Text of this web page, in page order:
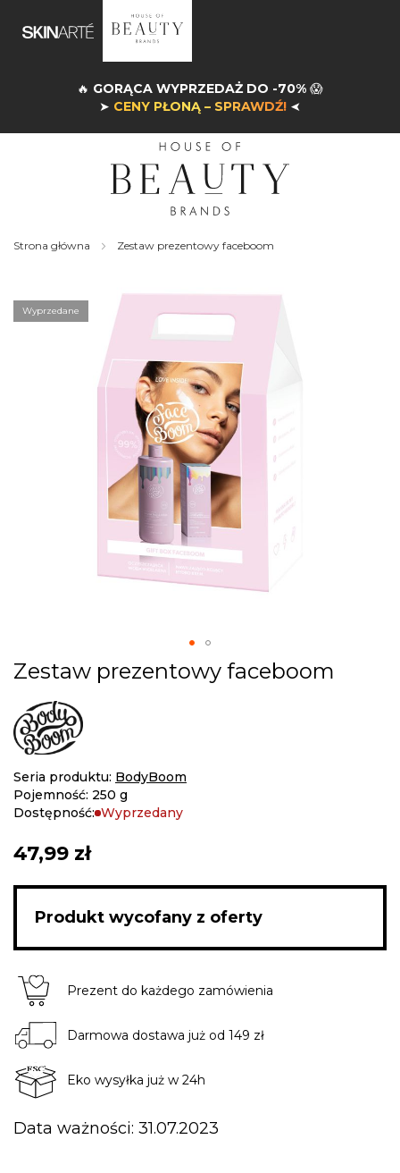
🔥 GORĄCA WYPRZEDAŻ DO -70% 😱
➤ CENY PŁONĄ – SPRAWDŹ! ➤
Strona główna Zestaw prezentowy faceboom
the
end
Wyprzedane
Skip
to
beginning
of
the
images
gallery
Zestaw prezentowy faceboom
Seria produktu: BodyBoom
Pojemność: 250 g
Dostępność: Wyprzedany
47,99 zł
Produkt wycofany z oferty
Prezent do każdego zamówienia
Darmowa dostawa już od 149 zł
Eko wysyłka już w 24h
Data ważności: 31.07.2023